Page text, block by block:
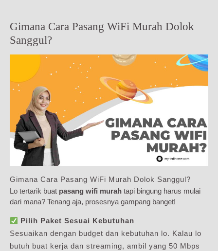
Gimana Cara Pasang WiFi Murah Dolok
Sanggul?
Gimana Cara Pasang WiFi Murah Dolok Sanggul?
Lo tertarik buat pasang wifi murah tapi bingung harus mulai
dari mana? Tenang aja, prosesnya gampang banget!
Pilih Paket Sesuai Kebutuhan
Sesuaikan dengan budget dan kebutuhan lo. Kalau lo
butuh buat kerja dan streaming, ambil yang 50 Mbps